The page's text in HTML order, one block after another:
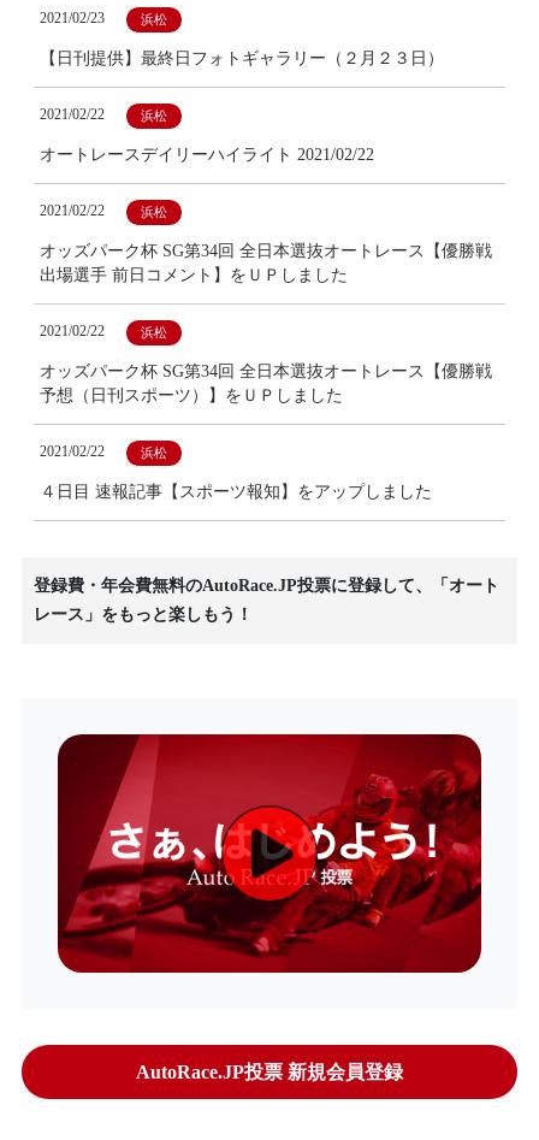
2021/02/23 浜松
【日刊提供】最終日フォトギャラリー（２月２３日）
2021/02/22 浜松
オートレースデイリーハイライト 2021/02/22
2021/02/22 浜松
オッズパーク杯 SG第34回 全日本選抜オートレース【優勝戦
出場選手 前日コメント】をＵＰしました
2021/02/22 浜松
オッズパーク杯 SG第34回 全日本選抜オートレース【優勝戦
予想（日刊スポーツ）】をＵＰしました
2021/02/22 浜松
４日目 速報記事【スポーツ報知】をアップしました
登録費・年会費無料のAutoRace.JP投票に登録して、「オート
レース」をもっと楽しもう！
AutoRace.JP投票 新規会員登録